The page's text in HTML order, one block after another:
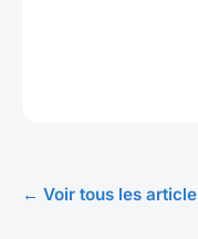
← Voir tous les